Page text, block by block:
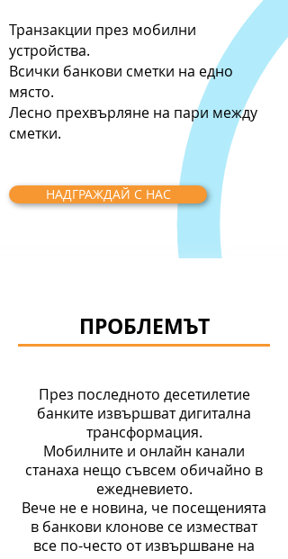
Транзакции през мобилни
устройства.
Всички банкови сметки на едно
място.
Лесно прехвърляне на пари между
сметки.
НАДГРАЖДАЙ С НАС
ПРОБЛЕМЪТ
През последното десетилетие
банките извършват дигитална
трансформация.
Мобилните и онлайн канали
станаха нещо съвсем обичайно в
ежедневието.
Вече не е новина, че посещенията
в банкови клонове се изместват
все по-често от извършване на